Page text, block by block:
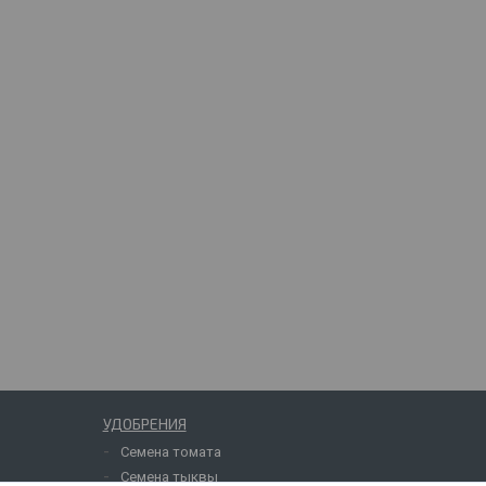
УДОБРЕНИЯ
Семена томата
Семена тыквы